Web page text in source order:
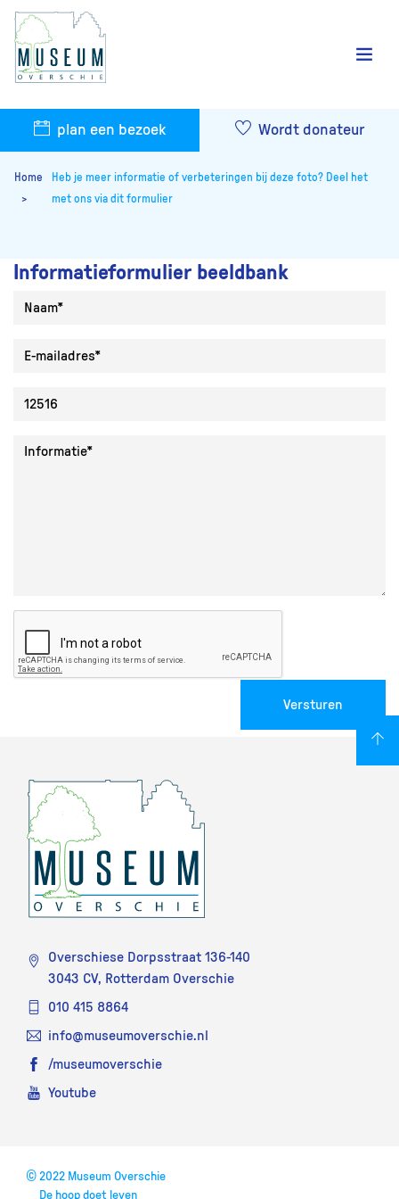
plan een bezoek Wordt donateur
Home
Heb je meer informatie of verbeteringen bij deze foto? Deel het
met ons via dit formulier
Informatieformulier beeldbank
Versturen
Overschiese Dorpsstraat 136-140
3043 CV, Rotterdam Overschie
010 415 8864
info@museumoverschie.nl
/museumoverschie
Youtube
© 2022 Museum Overschie
De hoop doet leven